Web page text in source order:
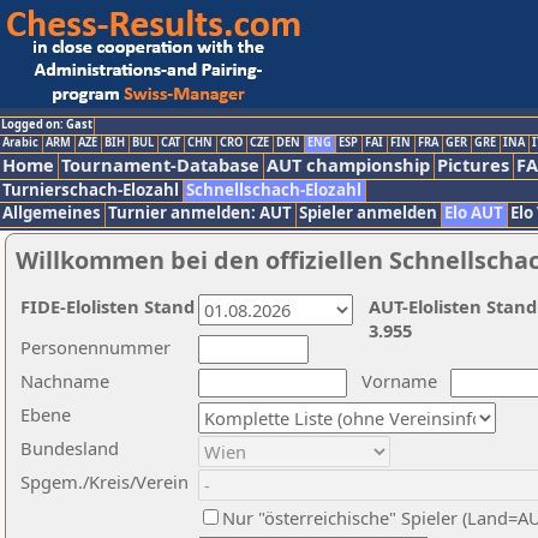
Logged on: Gast
Arabic ARM AZE BIH BUL CAT CHN CRO CZE DEN ENG ESP FAI FIN FRA GER GRE INA
Home Tournament-Database AUT championship Pictures
Turnierschach-Elozahl Schnellschach-Elozahl
Allgemeines Turnier anmelden: AUT Spieler anmelden Elo AUT
Willkommen bei den offiziellen
Nachname
Vorname
Ebene
Personennummer
Bundesland
Spgem./Kreis/Verein
Nur "österreichische" Spieler
AUT-Elolisten
3.955
FIDE-Elolisten Stand